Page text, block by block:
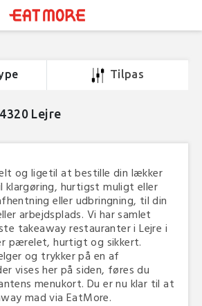
Tilpas
Lejre
og ligetil at bestille din lækker
klargøring, hurtigst muligt eller
eller udbringning, til din
arbejdsplads. Vi har samlet
takeaway restauranter i Lejre i
pærelet, hurtigt og sikkert.
og trykker på en af
vises her på siden, føres du
menukort. Du er nu klar til at
mad via EatMore.